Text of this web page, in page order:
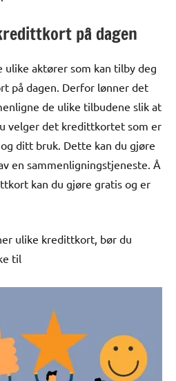
på dagen
ulike aktører som kan tilby deg
på dagen. Derfor lønner det
de ulike tilbudene slik at
velger det kredittkortet som er
og ditt bruk. Dette kan du gjøre
en sammenligningstjeneste. Å
kan du gjøre gratis og er
ulike kredittkort, bør du
til